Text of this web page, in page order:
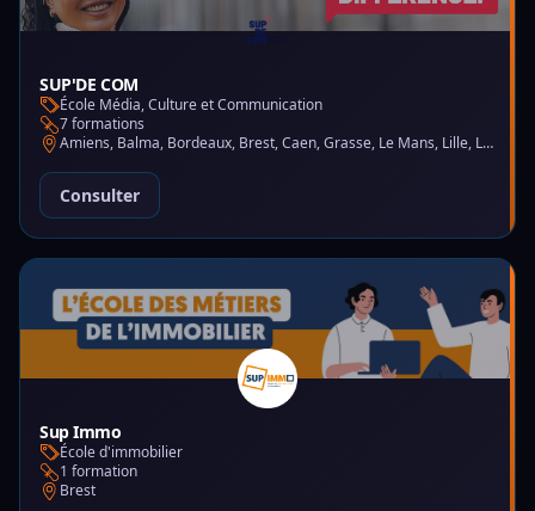
SUP'DE COM
École Média, Culture et Communication
7 formations
Amiens, Balma, Bordeaux, Brest, Caen, Grasse, Le Mans, Lille, Lyon, Montpellier, Nantes, Nice, Paris, Saint-Martin-d'Hères
Consulter
Sup Immo
École d'immobilier
1 formation
Brest